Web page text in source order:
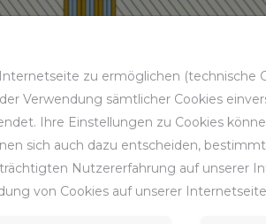
zu ermöglichen (technische
Verwendung sämtlicher Cookies
Ihre Einstellungen zu Cookies
sich auch dazu entscheiden,
Nutzererfahrung auf unserer
von Cookies auf unserer